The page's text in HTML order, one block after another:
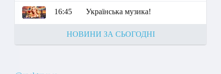
16:45 Українська музика!
НОВИНИ ЗА СЬОГОДНІ